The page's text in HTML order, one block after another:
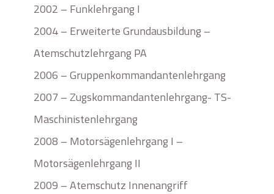
2002 – Funklehrgang I
2004 – Erweiterte Grundausbildung –
Atemschutzlehrgang PA
2006 – Gruppenkommandantenlehrgang
2007 – Zugskommandantenlehrgang- TS-
Maschinistenlehrgang
2008 – Motorsägenlehrgang I –
Motorsägenlehrgang II
2009 – Atemschutz Innenangriff